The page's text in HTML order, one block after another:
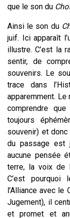
que le son du
Ainsi le son du
juif. Ici apparaît
illustre. C’est la
sentir, de
souvenirs. Le
trace dans
apparemment.
comprendre
toujours
souvenir) et
du passage est
aucune pensée
terre, la voix de
C’est pourquoi
l’Alliance avec le
Jugement), il
et promet et